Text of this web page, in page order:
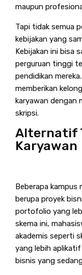
maupun
Tapi tidak semua
kebijakan yang
Kebijakan ini bisa
perguruan tinggi
pendidikan
memberikan
karyawan dengan
skripsi.
Alternatif
Karyawan
Beberapa kampus
berupa proyek
portofolio yang
skema ini,
akademis seperti
yang lebih
bisnis yang